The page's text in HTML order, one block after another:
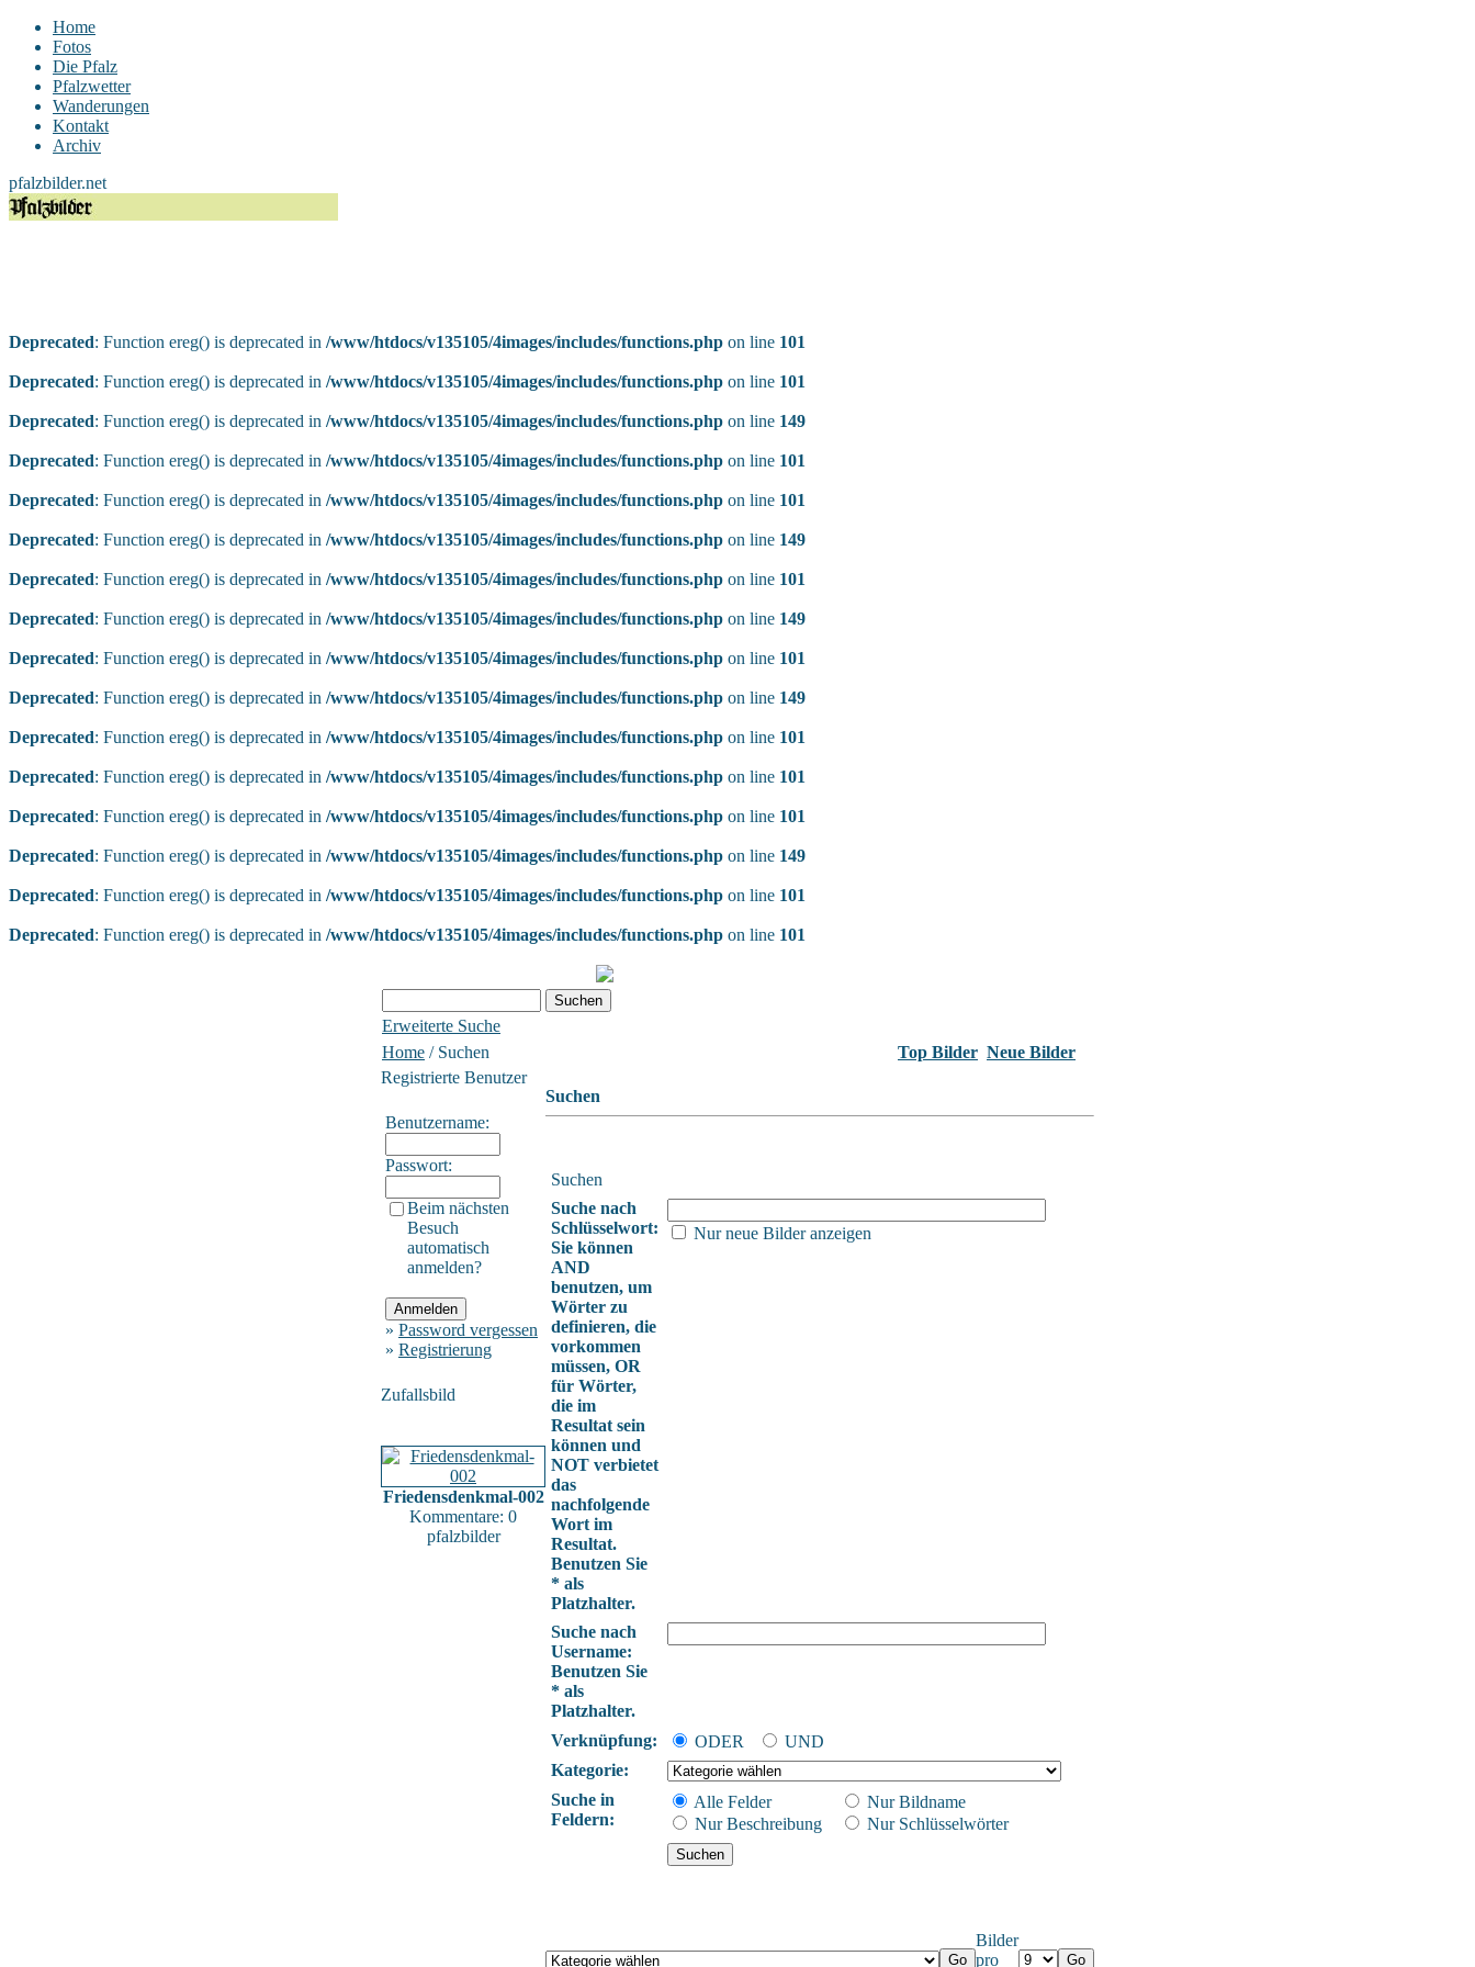
Home
Fotos
Die Pfalz
Pfalzwetter
Wanderungen
Kontakt
Archiv
pfalzbilder.net
Deprecated: Function ereg() is deprecated in /www/htdocs/v135105/4images/includes/functions.php on line 101
Deprecated: Function ereg() is deprecated in /www/htdocs/v135105/4images/includes/functions.php on line 101
Deprecated: Function ereg() is deprecated in /www/htdocs/v135105/4images/includes/functions.php on line 149
Deprecated: Function ereg() is deprecated in /www/htdocs/v135105/4images/includes/functions.php on line 101
Deprecated: Function ereg() is deprecated in /www/htdocs/v135105/4images/includes/functions.php on line 101
Deprecated: Function ereg() is deprecated in /www/htdocs/v135105/4images/includes/functions.php on line 149
Deprecated: Function ereg() is deprecated in /www/htdocs/v135105/4images/includes/functions.php on line 101
Deprecated: Function ereg() is deprecated in /www/htdocs/v135105/4images/includes/functions.php on line 149
Deprecated: Function ereg() is deprecated in /www/htdocs/v135105/4images/includes/functions.php on line 101
Deprecated: Function ereg() is deprecated in /www/htdocs/v135105/4images/includes/functions.php on line 149
Deprecated: Function ereg() is deprecated in /www/htdocs/v135105/4images/includes/functions.php on line 101
Deprecated: Function ereg() is deprecated in /www/htdocs/v135105/4images/includes/functions.php on line 101
Deprecated: Function ereg() is deprecated in /www/htdocs/v135105/4images/includes/functions.php on line 101
Deprecated: Function ereg() is deprecated in /www/htdocs/v135105/4images/includes/functions.php on line 149
Deprecated: Function ereg() is deprecated in /www/htdocs/v135105/4images/includes/functions.php on line 101
Deprecated: Function ereg() is deprecated in /www/htdocs/v135105/4images/includes/functions.php on line 101
Erweiterte Suche
Home / Suchen Top Bilder Neue Bilder
Registrierte Benutzer
Benutzername:
Passwort:
Beim nächsten
Besuch
automatisch
anmelden?
» Password vergessen
» Registrierung
Zufallsbild
Friedensdenkmal-002
Kommentare: 0
pfalzbilder
Suchen
Suchen
Suche nach
Schlüsselwort:
Sie können
AND
benutzen, um
Wörter zu
definieren, die
vorkommen
müssen, OR
für Wörter,
die im
Resultat sein
können und
NOT verbietet
das
nachfolgende
Wort im
Resultat.
Benutzen Sie
* als
Platzhalter.
Nur neue Bilder anzeigen
Suche nach
Username:
Benutzen Sie
* als
Platzhalter.
Verknüpfung:
ODER
UND
Kategorie:
Suche in
Feldern:
Alle Felder
Nur Bildname
Nur Beschreibung
Nur Schlüsselwörter
Bilder
pro